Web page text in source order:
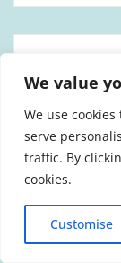
We value
We use
serve
traffic. By
cookies.
Customise
ΔΕΛΤΊΑ
Κάλεσμα
στήριξη
2024
admin